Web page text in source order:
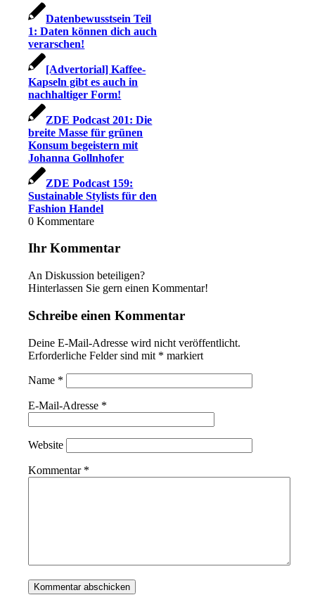
Datenbewusstsein Teil
1: Daten können dich auch
verarschen!
[Advertorial] Kaffee-
Kapseln gibt es auch in
nachhaltiger Form!
ZDE Podcast 201: Die
breite Masse für grünen
Konsum begeistern mit
Johanna Gollnhofer
ZDE Podcast 159:
Sustainable Stylists für den
Fashion Handel
0 Kommentare
Ihr Kommentar
An Diskussion beteiligen?
Hinterlassen Sie gern einen Kommentar!
Schreibe einen Kommentar
Deine E-Mail-Adresse wird nicht veröffentlicht.
Erforderliche Felder sind mit * markiert
Name *
E-Mail-Adresse *
Website
Kommentar *